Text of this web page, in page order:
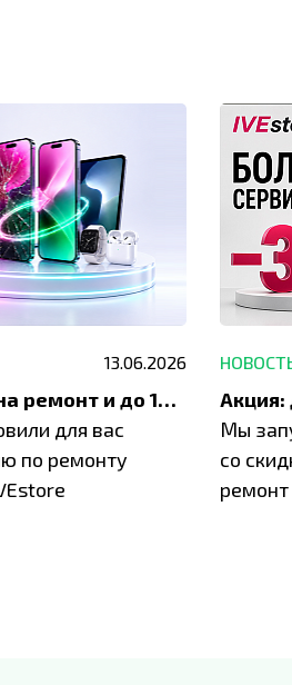
13.06.2026
До 1200 ₽ на ремонт и до 1500 ₽ на покупку техники Apple
для вас
по ремонту
Мы
со